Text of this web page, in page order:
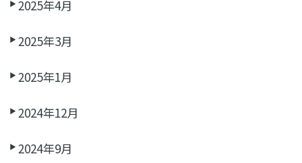
2025年4月
2025年3月
2025年1月
2024年12月
2024年9月